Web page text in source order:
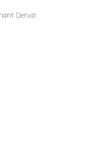
Derval